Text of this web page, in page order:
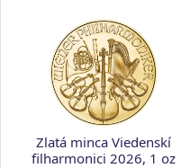
Zlatá minca Viedenskí
filharmonici 2026, 1 oz